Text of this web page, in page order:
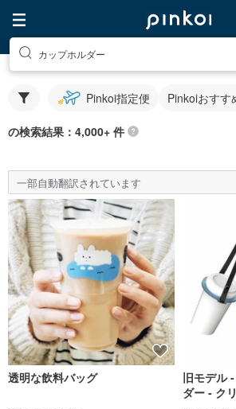
カップホルダー
Pinkoi指定便 Pinkoiおすす
の検索結果：4,000+ 件
一部自動翻訳されています
透明な飲料バッグ
旧モデル
ダー - ク